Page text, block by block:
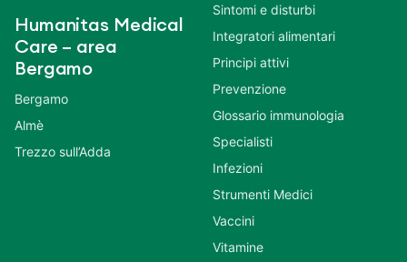
Humanitas Medical
Care – area
Bergamo
Bergamo
Almè
Trezzo sull’Adda
Sintomi e disturbi
Integratori alimentari
Principi attivi
Prevenzione
Glossario immunologia
Specialisti
Infezioni
Strumenti Medici
Vaccini
Vitamine